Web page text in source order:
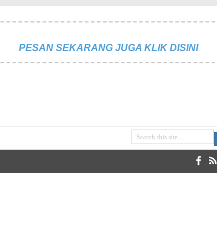
PESAN SEKARANG JUGA KLIK DISINI